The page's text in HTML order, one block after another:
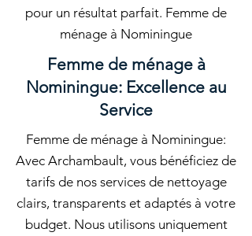
pour un résultat parfait. Femme de
ménage à Nominingue
Femme de ménage à
Nominingue: Excellence au
Service
Femme de ménage à Nominingue:
Avec Archambault, vous bénéficiez de
tarifs de nos services de nettoyage
clairs, transparents et adaptés à votre
budget. Nous utilisons uniquement